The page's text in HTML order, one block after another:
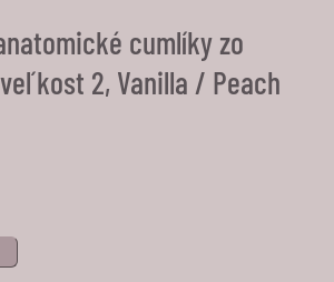
cumlíky zo
2, Vanilla / Peach